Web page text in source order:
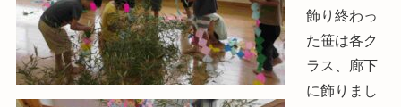
飾り終わっ
た笹は各ク
ラス、廊下
に飾りまし